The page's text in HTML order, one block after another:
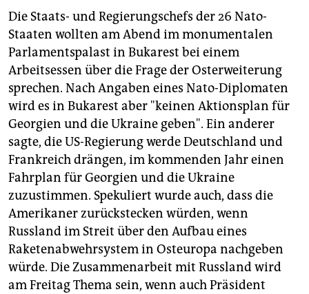
Die Staats- und Regierungschefs der 26 Nato-
Staaten wollten am Abend im monumentalen
Parlamentspalast in Bukarest bei einem
Arbeitsessen über die Frage der Osterweiterung
sprechen. Nach Angaben eines Nato-Diplomaten
wird es in Bukarest aber "keinen Aktionsplan für
Georgien und die Ukraine geben". Ein anderer
sagte, die US-Regierung werde Deutschland und
Frankreich drängen, im kommenden Jahr einen
Fahrplan für Georgien und die Ukraine
zuzustimmen. Spekuliert wurde auch, dass die
Amerikaner zurückstecken würden, wenn
Russland im Streit über den Aufbau eines
Raketenabwehrsystem in Osteuropa nachgeben
würde. Die Zusammenarbeit mit Russland wird
am Freitag Thema sein, wenn auch Präsident